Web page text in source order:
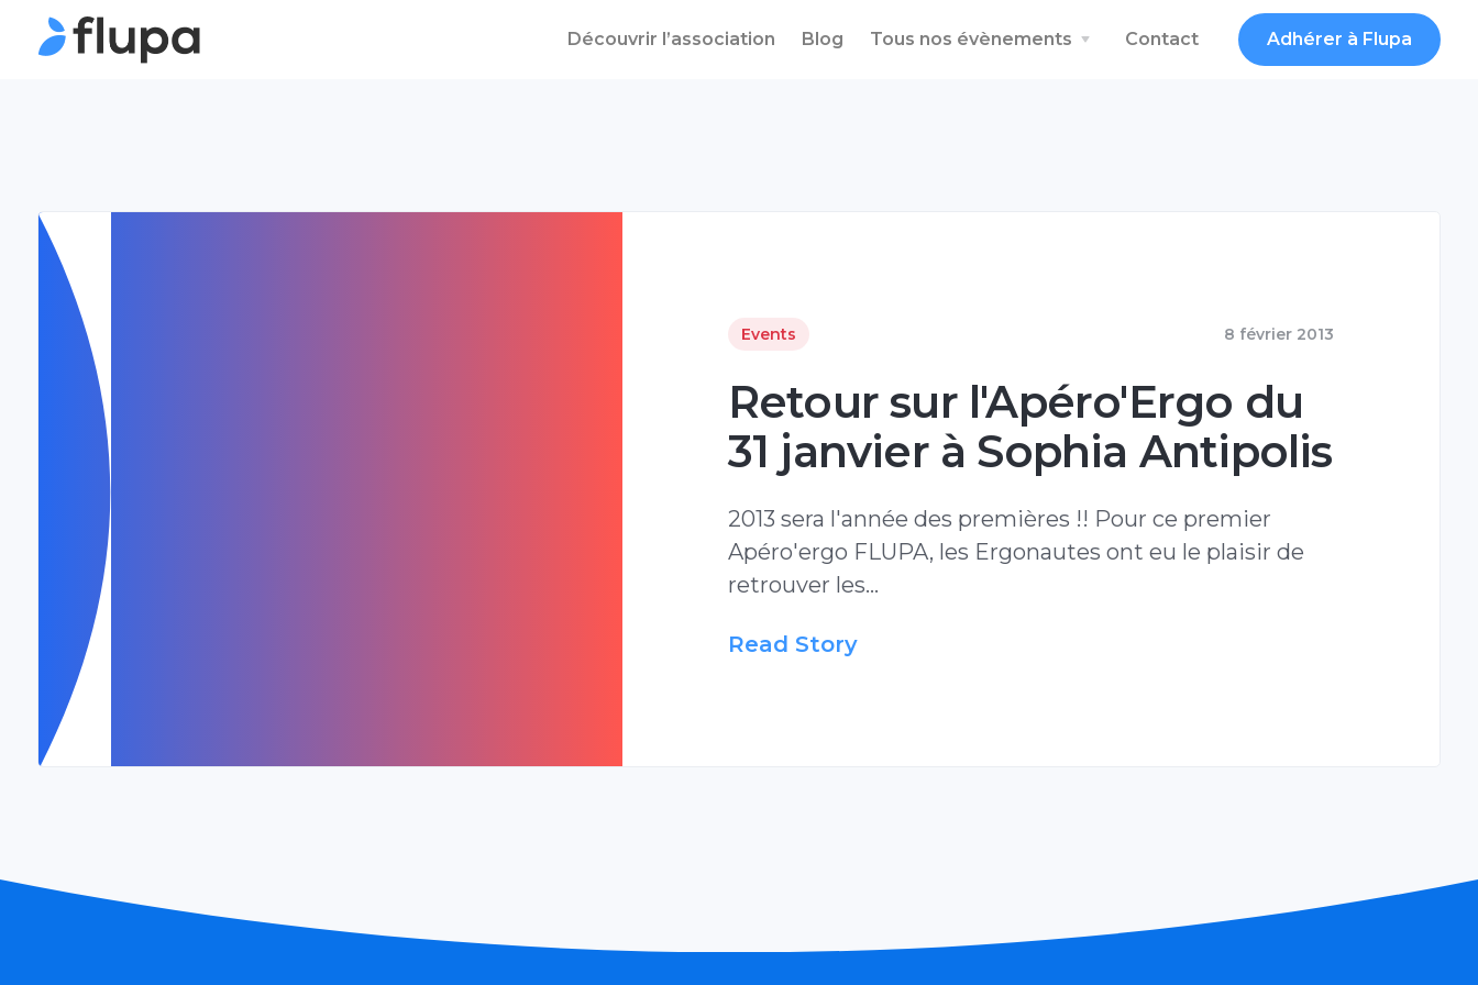
Adhérer à Flupa
Découvrir l’association Blog Tous nos évènements Contact
Events 8 février 2013
Retour sur l'Apéro'Ergo du
31 janvier à Sophia Antipolis
2013 sera l'année des premières !! Pour ce premier
Apéro'ergo FLUPA, les Ergonautes ont eu le plaisir de
retrouver les…
Read Story